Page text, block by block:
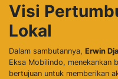
Visi
Lokal
​Dalam sambutannya, Erwin
Eksa Mobilindo, menekankan
bertujuan untuk memberikan